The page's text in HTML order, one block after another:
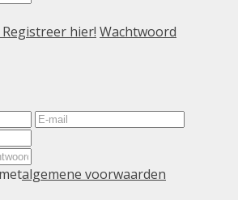
hier! Wachtwoord
algemene voorwaarden